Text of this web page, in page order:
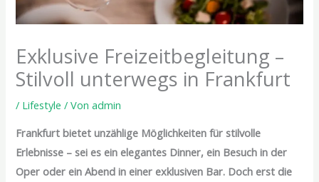
Exklusive Freizeitbegleitung –
Stilvoll unterwegs in Frankfurt
/ Lifestyle / Vonadmin
Frankfurt bietet unzählige Möglichkeiten für stilvolle
Erlebnisse – sei es ein elegantes Dinner, ein Besuch in der
Oper oder ein Abend in einer exklusiven Bar. Doch erst die